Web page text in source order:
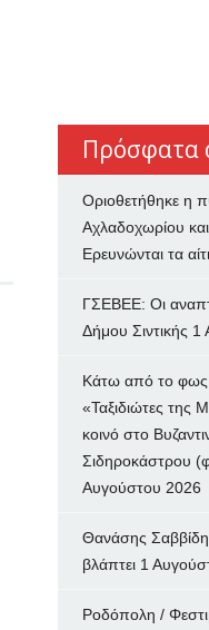
Πρόσφατα
Οριοθετήθηκε η
Αχλαδοχωρίου
Ερευνώνται τα
ΓΣΕΒΕΕ: Οι
Δήμου Σιντικής 1
Κάτω από το φως
«Ταξιδιώτες της
κοινό στο
Σιδηροκάστρου
Αυγούστου 2026
Θανάσης
βλάπτει 1
Ροδόπολη /